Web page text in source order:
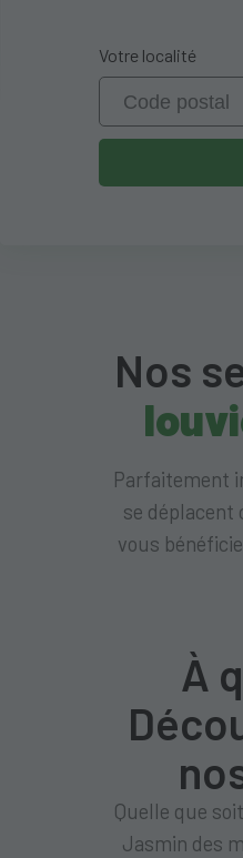
Votre localité
Nos
Parfaitement
se déplacent
vous
À
Quelle que
Jasmin des